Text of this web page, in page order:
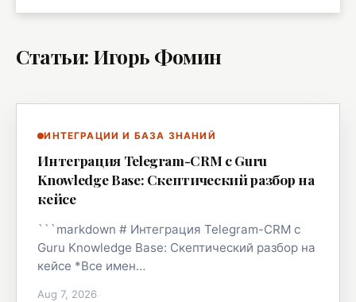
Статьи: Игорь Фомин
ИНТЕГРАЦИИ И БАЗА ЗНАНИЙ
Интеграция Telegram-CRM с Guru
Knowledge Base: Скептический разбор на
кейсе
```markdown # Интеграция Telegram-CRM с
Guru Knowledge Base: Скептический разбор на
кейсе *Все имен…
Aug 7, 2026